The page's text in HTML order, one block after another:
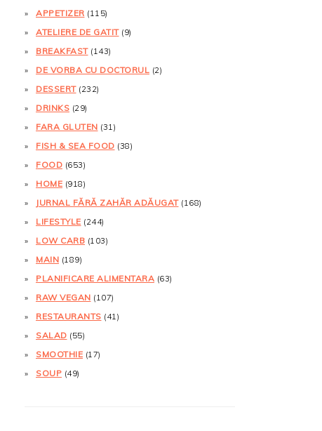
APPETIZER (115)
ATELIERE DE GATIT(9)
BREAKFAST(143)
DE VORBA CU DOCTORUL (2)
DESSERT(232)
DRINKS (29)
FARA GLUTEN (31)
FISH & SEA FOOD (38)
FOOD (653)
HOME (918)
JURNAL FĂRĂ ZAHĂR ADĂUGAT(168)
LIFESTYLE (244)
LOW CARB (103)
MAIN (189)
PLANIFICARE ALIMENTARA (63)
RAW VEGAN (107)
RESTAURANTS (41)
SALAD (55)
SMOOTHIE (17)
SOUP (49)